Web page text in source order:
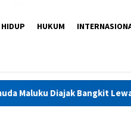
HUKUM
Bangkit Lewat Kegiatan